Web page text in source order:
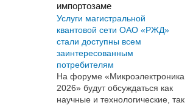
импортозаме
Услуги магистральной
квантовой сети ОАО «РЖД»
стали доступны всем
заинтересованным
потребителям
На форуме «Микроэлектроника
2026» будут обсуждаться как
научные и технологические, так